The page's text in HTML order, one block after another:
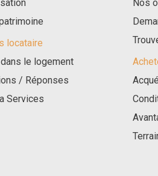
locataire
le logement
/ Réponses
Services
Nos